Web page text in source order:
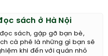
sách ở Hà Nội
sách, gặp gỡ bạn bè,
cà phê là những gì bạn sẽ
khi đến với quán nhỏ